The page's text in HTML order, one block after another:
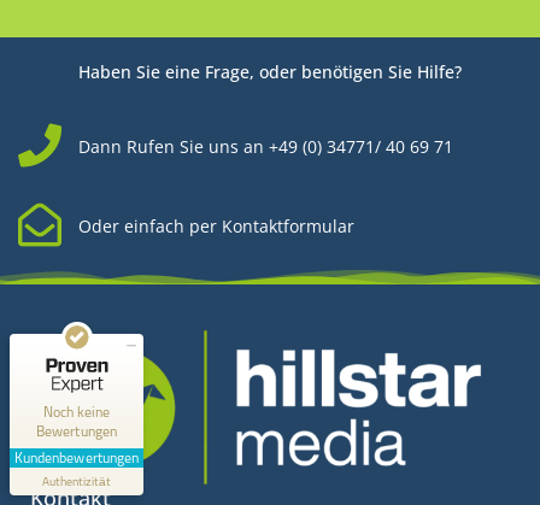
Haben Sie eine Frage, oder benötigen Sie Hilfe?
Dann Rufen Sie uns an +49 (0) 34771/ 40 69 71
Oder einfach per Kontaktformular
Kontakt
Noch keine
Bewertungen
Kundenbewertungen
Authentizität
Kundenbewertungen und Erfahrungen zu
MANGELHAFT
0,00 / 5,00
Erfahren Sie mehr über dieses Bewertungssiegel
Profil ansehen